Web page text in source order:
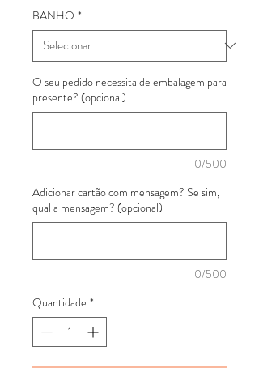
BANHO *
O seu pedido necessita de embalagem para
presente? (opcional)
0/500
Adicionar cartão com mensagem? Se sim,
qual a mensagem? (opcional)
0/500
Quantidade *